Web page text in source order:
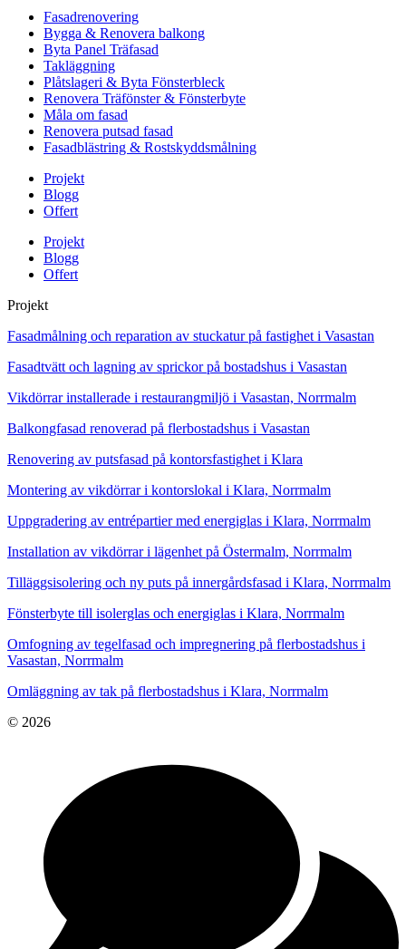
Fasadrenovering
Bygga & Renovera balkong
Byta Panel Träfasad
Takläggning
Plåtslageri & Byta Fönsterbleck
Renovera Träfönster & Fönsterbyte
Måla om fasad
Renovera putsad fasad
Fasadblästring & Rostskyddsmålning
Projekt
Blogg
Offert
Projekt
Blogg
Offert
Projekt
Fasadmålning och reparation av stuckatur på fastighet i Vasastan
Fasadtvätt och lagning av sprickor på bostadshus i Vasastan
Vikdörrar installerade i restaurangmiljö i Vasastan, Norrmalm
Balkongfasad renoverad på flerbostadshus i Vasastan
Renovering av putsfasad på kontorsfastighet i Klara
Montering av vikdörrar i kontorslokal i Klara, Norrmalm
Uppgradering av entrépartier med energiglas i Klara, Norrmalm
Installation av vikdörrar i lägenhet på Östermalm, Norrmalm
Tilläggsisolering och ny puts på innergårdsfasad i Klara, Norrmalm
Fönsterbyte till isolerglas och energiglas i Klara, Norrmalm
Omfogning av tegelfasad och impregnering på flerbostadshus i
Vasastan, Norrmalm
Omläggning av tak på flerbostadshus i Klara, Norrmalm
© 2026